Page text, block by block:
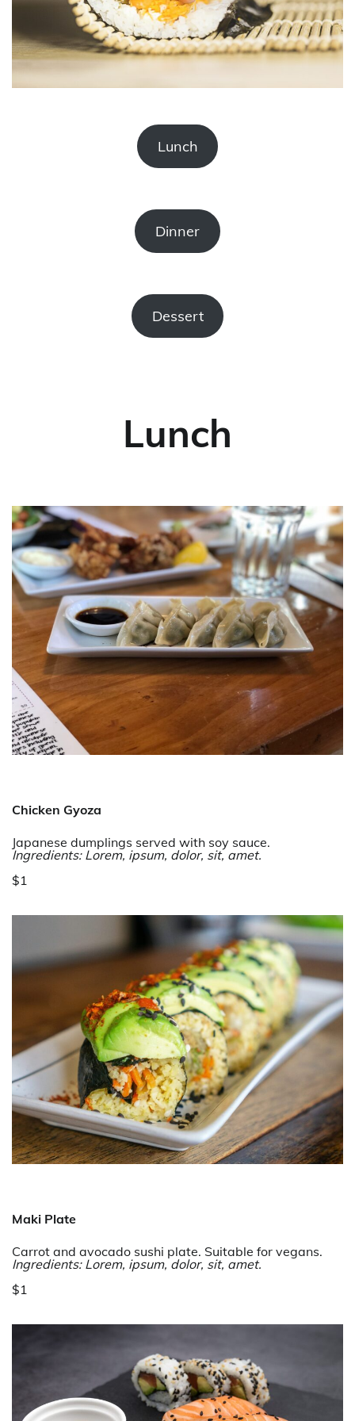
Lunch
Dinner
Dessert
Lunch
Chicken Gyoza
Japanese dumplings served with soy sauce.
Ingredients: Lorem, ipsum, dolor, sit, amet.
$1
Maki Plate
Carrot and avocado sushi plate. Suitable for vegans.
Ingredients: Lorem, ipsum, dolor, sit, amet.
$1